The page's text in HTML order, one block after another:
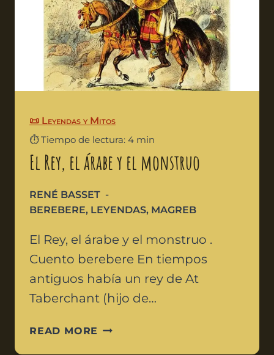
📜 Leyendas y Mitos
⏱️ Tiempo de lectura: 4 min
El Rey, el árabe y el monstruo
RENÉ BASSET
BEREBERE, LEYENDAS, MAGREB
El Rey, el árabe y el monstruo .
Cuento berebere En tiempos
antiguos había un rey de At
Taberchant (hijo de…
READ MORE